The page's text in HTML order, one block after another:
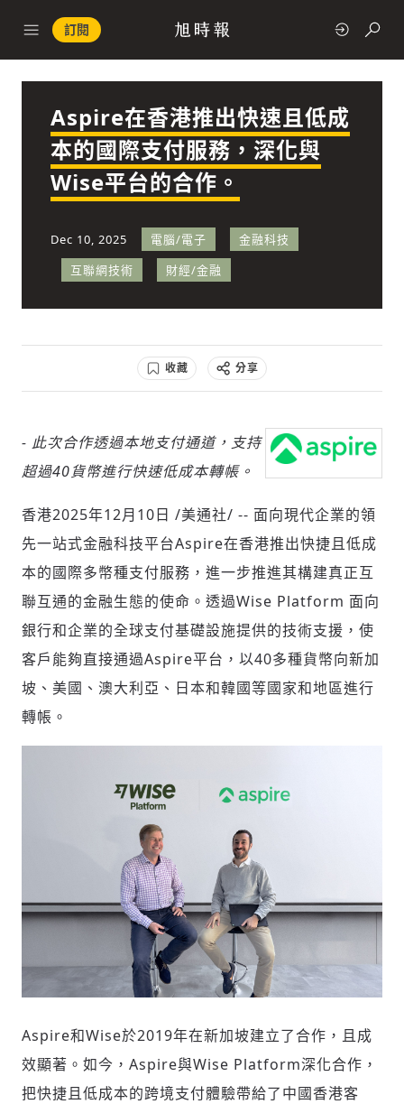
訂閱
快速連結
政治
經濟
科技
社會
人文
Aspire在香港推出快速且低成
本的國際支付服務，深化與
Wise平台的合作。
Dec 10, 2025 電腦/電子
金融科技
互聯網技術
財經/金融
收藏 分享
- 此次合作透過本地支付通道， 支持
超過40貨幣進行快速低成本轉帳。
香港2025年12月10日 /美通社/ -- 面向現代企業的領
先一站式金融科技平台Aspire在香港推出快捷且低成
本的國際多幣種支付服務，進一步推進其構建真正互
聯互通的金融生態的使命。透過Wise Platform 面向
銀行和企業的全球支付基礎設施提供的技術支援，使
客戶能夠直接通過Aspire平台，以40多種貨幣向新加
坡、美國、澳大利亞、日本和韓國等國家和地區進行
轉帳。
Aspire和Wise於2019年在新加坡建立了合作，且成
效顯著。如今，Aspire與Wise Platform深化合作，
把快捷且低成本的跨境支付體驗帶給了中國香港客